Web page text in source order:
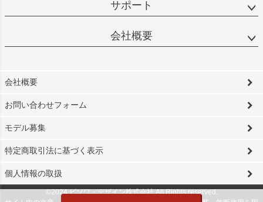
サポート
会社概要
会社概要
お問い合わせフォーム
モデル募集
特定商取引法に基づく表示
個人情報の取扱
©2024 ビソワ・デザイン株式会社 All Rights reserved.